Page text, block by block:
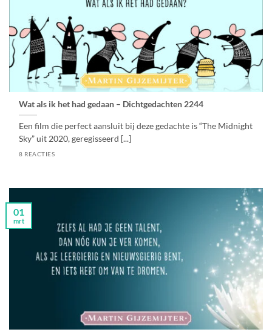
Wat als ik het had gedaan – Dichtgedachten 2244
Een film die perfect aansluit bij deze gedachte is “The Midnight
Sky” uit 2020, geregisseerd [...]
8 REACTIES
01
mrt